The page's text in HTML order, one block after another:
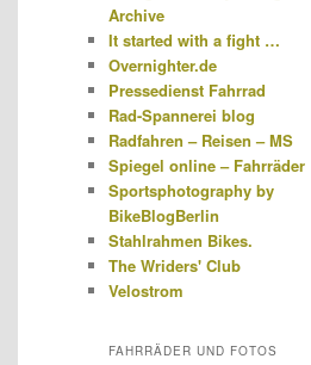
Archive
It started with a fight …
Overnighter.de
Pressedienst Fahrrad
Rad-Spannerei blog
Radfahren – Reisen – MS
Spiegel online – Fahrräder
Sportsphotography by
BikeBlogBerlin
Stahlrahmen Bikes.
The Wriders' Club
Velostrom
FAHRRÄDER UND FOTOS